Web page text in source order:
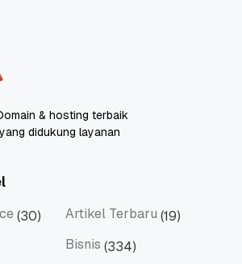
& hosting terbaik
didukung layanan
(30) Artikel Terbaru (19)
Bisnis (334)